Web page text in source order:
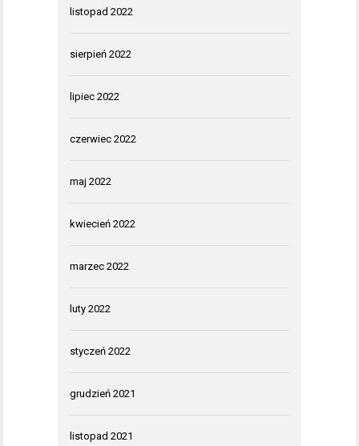
listopad 2022
sierpień 2022
lipiec 2022
czerwiec 2022
maj 2022
kwiecień 2022
marzec 2022
luty 2022
styczeń 2022
grudzień 2021
listopad 2021